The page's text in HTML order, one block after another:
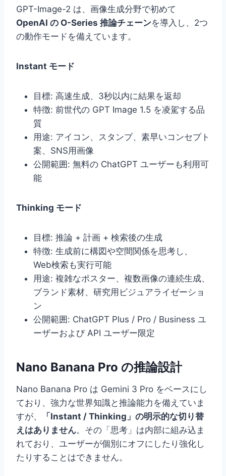
GPT-Image-2 は、画像生成分野で初めて
OpenAI の O-Series 推論チェーンを導入し、2つ
の動作モードを備えています。
Instant モード
目標: 高速生成、3秒以内に結果を返却
特徴: 前世代の GPT Image 1.5 を凌駕する品
質
用途: アイコン、スタンプ、素早いコンセプト
案、SNS用画像
公開範囲: 無料の ChatGPT ユーザーも利用可
能
Thinking モード
目標: 推論 + 計画 + 検索後の生成
特徴: 生成前に構図や空間関係を思考し、
Web検索も実行可能
用途: 複雑なポスター、複数画像の連続生成、
ブランド素材、研究用ビジュアライゼーショ
ン
公開範囲: ChatGPT Plus / Pro / Business ユ
ーザーおよび API ユーザー限定
Nano Banana Pro の推論設計
Nano Banana Pro は Gemini 3 Pro をベースにし
ており、強力な世界知識と推論能力を備えていま
すが、
「Instant / Thinking」の明示的な切り替
えはありません。その「思考」は内部に組み込ま
れており、ユーザーが個別にオフにしたり強化し
たりすることはできません。